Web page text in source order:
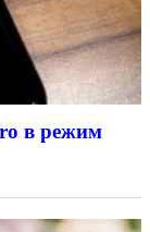
в режим